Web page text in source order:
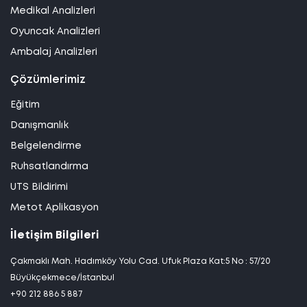
Medikal Analizleri
Oyuncak Analizleri
Ambalaj Analizleri
Çözümlerimiz
Eğitim
Danışmanlık
Belgelendirme
Ruhsatlandırma
UTS Bildirimi
Metot Aplikasyon
İletişim Bilgileri
Çakmaklı Mah. Hadımköy Yolu Cad. Ufuk Plaza Kat:5 No : 57/20
Büyükçekmece/İstanbul
+90 212 886 5 887